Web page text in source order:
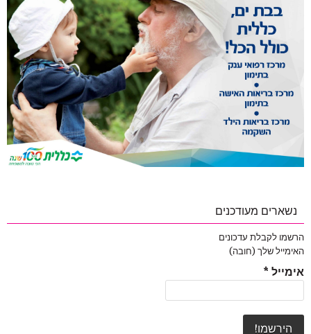
נשארים מעודכנים
הרשמו לקבלת עדכונים
האימייל שלך (חובה)
אימייל *